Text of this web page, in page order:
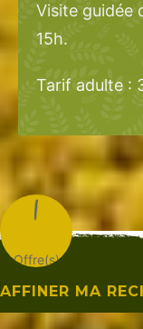
Visite guidée
15h.
Tarif adulte :
1
Offre(s)
AFFINER MA